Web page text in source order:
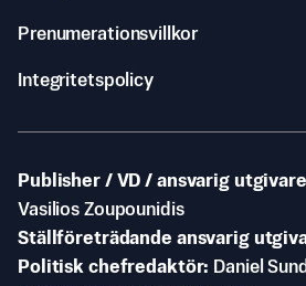
Prenumerationsvillkor
Integritetspolicy
Publisher / VD / ansvarig utgivare
Vasilios Zoupounidis
Ställföreträdande ansvarig
Politisk chefredaktör
Daniel